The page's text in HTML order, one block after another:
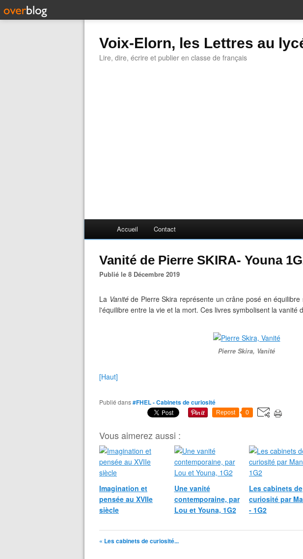
Voix-Elorn, les Lettres au
Lire, dire, écrire et publier en classe de français
Accueil Contact
Vanité de Pierre SKIRA- Youna
Publié le 8 Décembre 2019
La Vanitéde Pierre Skira représente un crâne posé en
l'équilibre entre la vie et la mort. Ces livres symbolisent la vanité
Pierre Skira, Vanité
[Haut]
Publié dans#FHEL - Cabinets de curiosité
Repost 0
Vous aimerez aussi :
Imagination et
pensée au XVIIe
siècle
Une vanité
contemporaine, par
Lou et Youna, 1G2
Les cabinets de
curiosité par
- 1G2
« Les cabinets de curiosité...